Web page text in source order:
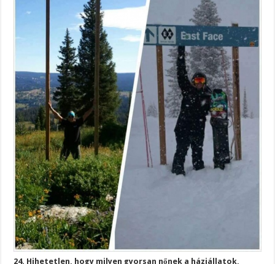
24. Hihetetlen, hogy milyen gyorsan nőnek a háziállatok,